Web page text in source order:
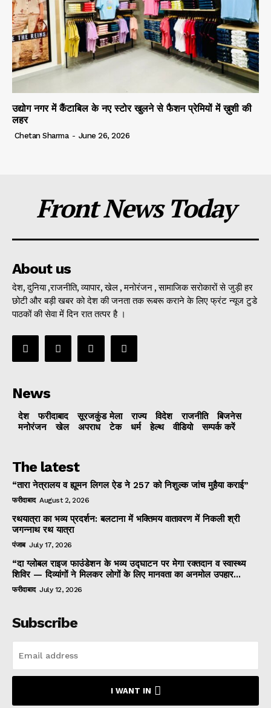
उद्योग नगर में कैंटाबिल के नए स्टोर खुलने से फैशन प्रेमियों में ख़ुशी की
लहर
Chetan Sharma - June 26, 2026
Front News Today
About us
देश, दुनिया ,राजनीति, व्यापार, खेल , मनोरंजन , सामाजिक सरोकारों से जुड़ी हर
छोटी और बड़ी खबर को देश की जनता तक रूबरू कराने के लिए फ्रंट न्यूज टुडे
पाठकों की सेवा में दिन रात तत्पर है ।
News
देश फरीदाबाद सूरजकुंड मेला राज्‍य विदेश राजनीति
बिजनेस
मनोरंजन
खेल अपराध टेक धर्म हेल्थ वीडियो सम्पर्क करें
The latest
“तारा नेत्रालय व ह्यूमन लिगल ऐड ने 257 को निशुल्क जांच मुहैया कराई”
फरीदाबाद August 2, 2026
रथयात्रा का भव्य प्रदर्शन: बलटाना में भक्तिमय वातावरण में निकली श्री
जगन्नाथ रथ यात्रा
पंजाब July 17, 2026
“दा ग्लोबल राइज फाउंडेशन के भव्य उद्घाटन पर मेगा रक्तदान व स्वास्थ्य
शिविर — दिव्यांगों ने मिलकर लोगों के लिए मानवता का अनमोल उपहार...
फरीदाबाद July 12, 2026
Subscribe
I WANT IN